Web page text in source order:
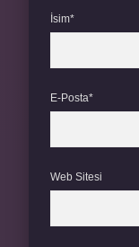
İsim*
E-Posta*
Web Sitesi